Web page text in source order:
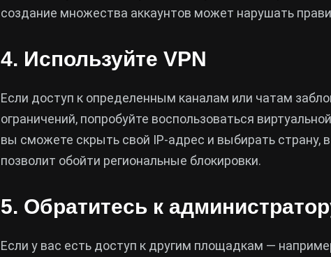
создание множества аккаунтов может нарушать
4. Используйте VPN
Если доступ к определенным каналам или чатам
ограничений, попробуйте воспользоваться
вы сможете скрыть свой IP-адрес и выбирать страну,
позволит обойти региональные блокировки.
5. Обратитесь к
Если у вас есть доступ к другим площадкам —